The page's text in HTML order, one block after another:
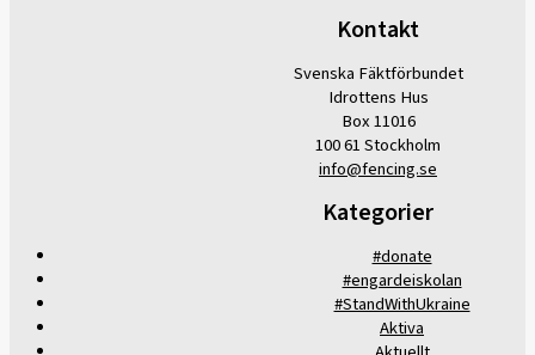
Kontakt
Svenska Fäktförbundet
Idrottens Hus
Box 11016
100 61 Stockholm
info@fencing.se
Kategorier
#donate
#engardeiskolan
#StandWithUkraine
Aktiva